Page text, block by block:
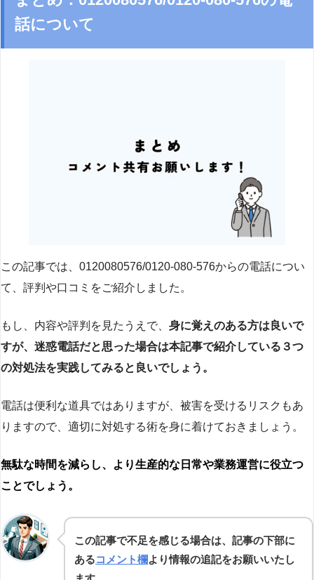
話について
この記事では、0120080576/0120-080-576からの電話につい
て、評判や口コミをご紹介しました。
もし、内容や評判を見たうえで、 身に覚えのある方は良いで
すが、迷惑電話だと思った場合は本記事で紹介している３つ
の対処法を実践してみると良いでしょう。
電話は便利な道具ではありますが、被害を受けるリスクもあ
りますので、適切に対処する術を身に着けておきましょう。
無駄な時間を減らし、より生産的な日常や業務運営に役立つ
ことでしょう。
この記事で不足を感じる場合は、記事の下部に
あるコメント欄より情報の追記をお願いいたし